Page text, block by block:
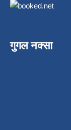
गुगल नक्सा